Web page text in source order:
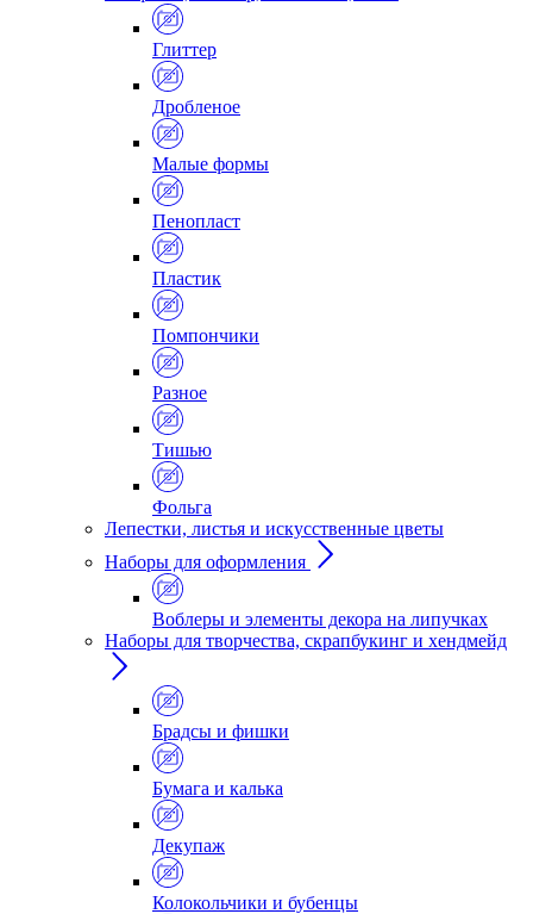
Глиттер
Дробленое
Малые формы
Пенопласт
Пластик
Помпончики
Разное
Тишью
Фольга
Лепестки, листья и искусственные цветы
Наборы для оформления
Воблеры и элементы декора на липучках
Наборы для творчества, скрапбукинг и хендмейд
Брадсы и фишки
Бумага и калька
Декупаж
Колокольчики и бубенцы